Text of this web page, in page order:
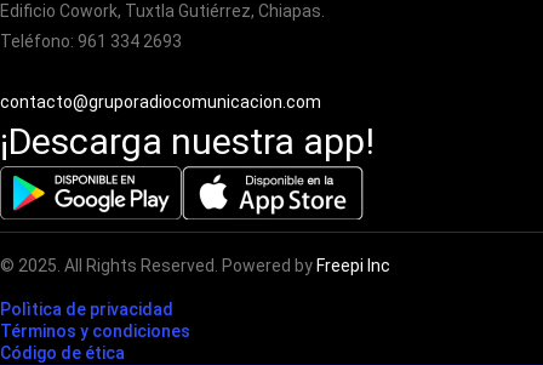
Edificio Cowork, Tuxtla Gutiérrez, Chiapas.
Teléfono: 961 334 2693
contacto@gruporadiocomunicacion.com
¡Descarga nuestra app!
© 2025. All Rights Reserved. Powered by Freepi Inc
Polìtica de privacidad
Términos y condiciones
Código de ética